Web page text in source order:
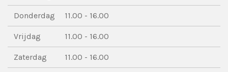
Donderdag 11.00 - 16.00
Vrijdag 11.00 - 16.00
Zaterdag 11.00 - 16.00